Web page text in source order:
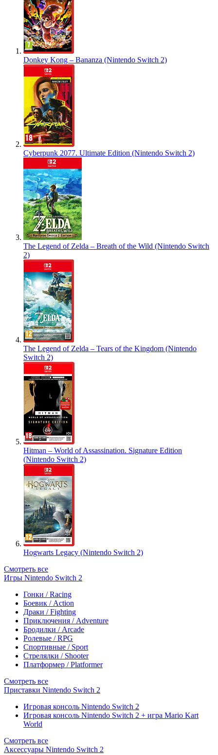
Donkey Kong – Bananza (Nintendo Switch 2)
Cyberpunk 2077. Ultimate Edition (Nintendo Switch 2)
The Legend of Zelda – Breath of the Wild (Nintendo Switch
2)
The Legend of Zelda – Tears of the Kingdom (Nintendo
Switch 2)
Hitman – World of Assassination. Signature Edition
(Nintendo Switch 2)
Hogwarts Legacy (Nintendo Switch 2)
Смотреть все
Игры Nintendo Switch 2
Гонки / Racing
Боевик / Action
Драки / Fighting
Приключения / Adventure
Бродилки / Arcade
Ролевые / RPG
Спортивные / Sport
Стрелялки / Shooter
Платформер / Platformer
Смотреть все
Приставки Nintendo Switch 2
Игровая консоль Nintendo Switch 2
Игровая консоль Nintendo Switch 2 + игра Mario Kart
World
Смотреть все
Аксессуары Nintendo Switch 2